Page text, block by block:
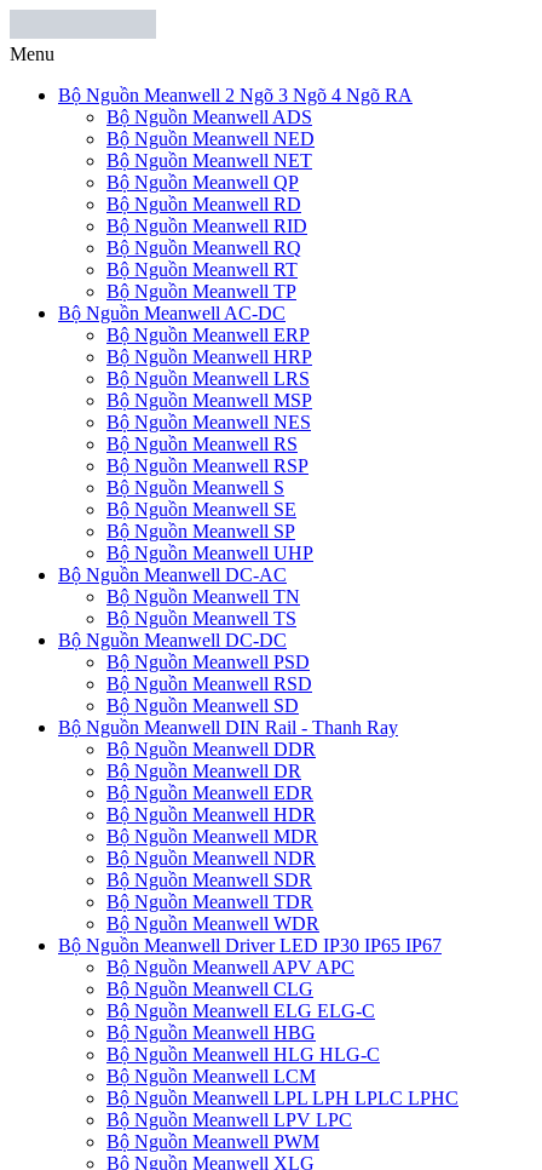
Menu
Bộ Nguồn Meanwell 2 Ngõ 3 Ngõ 4 Ngõ RA
Bộ Nguồn Meanwell ADS
Bộ Nguồn Meanwell NED
Bộ Nguồn Meanwell NET
Bộ Nguồn Meanwell QP
Bộ Nguồn Meanwell RD
Bộ Nguồn Meanwell RID
Bộ Nguồn Meanwell RQ
Bộ Nguồn Meanwell RT
Bộ Nguồn Meanwell TP
Bộ Nguồn Meanwell AC-DC
Bộ Nguồn Meanwell ERP
Bộ Nguồn Meanwell HRP
Bộ Nguồn Meanwell LRS
Bộ Nguồn Meanwell MSP
Bộ Nguồn Meanwell NES
Bộ Nguồn Meanwell RS
Bộ Nguồn Meanwell RSP
Bộ Nguồn Meanwell S
Bộ Nguồn Meanwell SE
Bộ Nguồn Meanwell SP
Bộ Nguồn Meanwell UHP
Bộ Nguồn Meanwell DC-AC
Bộ Nguồn Meanwell TN
Bộ Nguồn Meanwell TS
Bộ Nguồn Meanwell DC-DC
Bộ Nguồn Meanwell PSD
Bộ Nguồn Meanwell RSD
Bộ Nguồn Meanwell SD
Bộ Nguồn Meanwell DIN Rail - Thanh Ray
Bộ Nguồn Meanwell DDR
Bộ Nguồn Meanwell DR
Bộ Nguồn Meanwell EDR
Bộ Nguồn Meanwell HDR
Bộ Nguồn Meanwell MDR
Bộ Nguồn Meanwell NDR
Bộ Nguồn Meanwell SDR
Bộ Nguồn Meanwell TDR
Bộ Nguồn Meanwell WDR
Bộ Nguồn Meanwell Driver LED IP30 IP65 IP67
Bộ Nguồn Meanwell APV APC
Bộ Nguồn Meanwell CLG
Bộ Nguồn Meanwell ELG ELG-C
Bộ Nguồn Meanwell HBG
Bộ Nguồn Meanwell HLG HLG-C
Bộ Nguồn Meanwell LCM
Bộ Nguồn Meanwell LPL LPH LPLC LPHC
Bộ Nguồn Meanwell LPV LPC
Bộ Nguồn Meanwell PWM
Bộ Nguồn Meanwell XLG